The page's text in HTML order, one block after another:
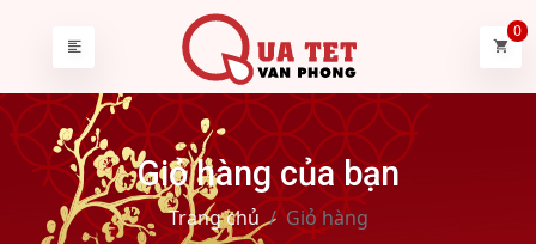
0
Giỏ hàng của bạn
Trang chủ Giỏ hàng